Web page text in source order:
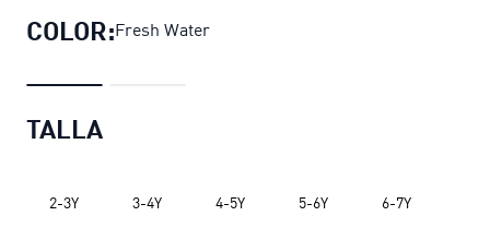
COLOR:Fresh Water
TALLA
2-3Y 3-4Y 4-5Y 5-6Y 6-7Y